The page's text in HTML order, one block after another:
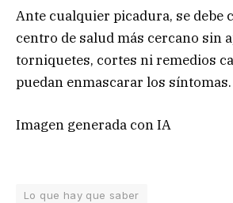
Ante cualquier picadura, se debe
centro de salud más cercano sin
torniquetes, cortes ni remedios
puedan enmascarar los síntomas.
Imagen generada con IA
Lo que hay que saber